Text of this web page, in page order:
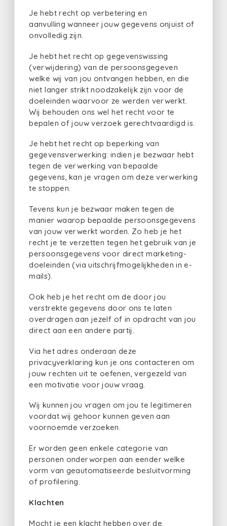
Je hebt recht op verbetering en
aanvulling wanneer jouw gegevens onjuist of
onvolledig zijn.
Je hebt het recht op gegevenswissing
(verwijdering) van de persoonsgegeven
welke wij van jou ontvangen hebben, en die
niet langer strikt noodzakelijk zijn voor de
doeleinden waarvoor ze werden verwerkt.
Wij behouden ons wel het recht voor te
bepalen of jouw verzoek gerechtvaardigd is.
Je hebt het recht op beperking van
gegevensverwerking: indien je bezwaar hebt
tegen de verwerking van bepaalde
gegevens, kan je vragen om deze verwerking
te stoppen.
Tevens kun je bezwaar maken tegen de
manier waarop bepaalde persoonsgegevens
van jouw verwerkt worden. Zo heb je het
recht je te verzetten tegen het gebruik van je
persoonsgegevens voor direct marketing-
doeleinden (via uitschrijfmogelijkheden in e-
mails).
Ook heb je het recht om de door jou
verstrekte gegevens door ons te laten
overdragen aan jezelf of in opdracht van jou
direct aan een andere partij.
Via het adres onderaan deze
privacyverklaring kun je ons contacteren om
jouw rechten uit te oefenen, vergezeld van
een motivatie voor jouw vraag.
Wij kunnen jou vragen om jou te legitimeren
voordat wij gehoor kunnen geven aan
voornoemde verzoeken.
Er worden geen enkele categorie van
personen onderworpen aan eender welke
vorm van geautomatiseerde besluitvorming
of profilering.
Klachten
Mocht je een klacht hebben over de